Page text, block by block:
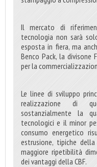
Il mercato di
tecnologia non sarà
esposta in fiera, ma
Benco Pack, la divisone
per la
Le linee di sviluppo
realizzazione di
sostanzialmente la
tecnologici e il minor
consumo energetico
estrusione, tipiche
maggiore ripetibilità
dei vantaggi della CBF.